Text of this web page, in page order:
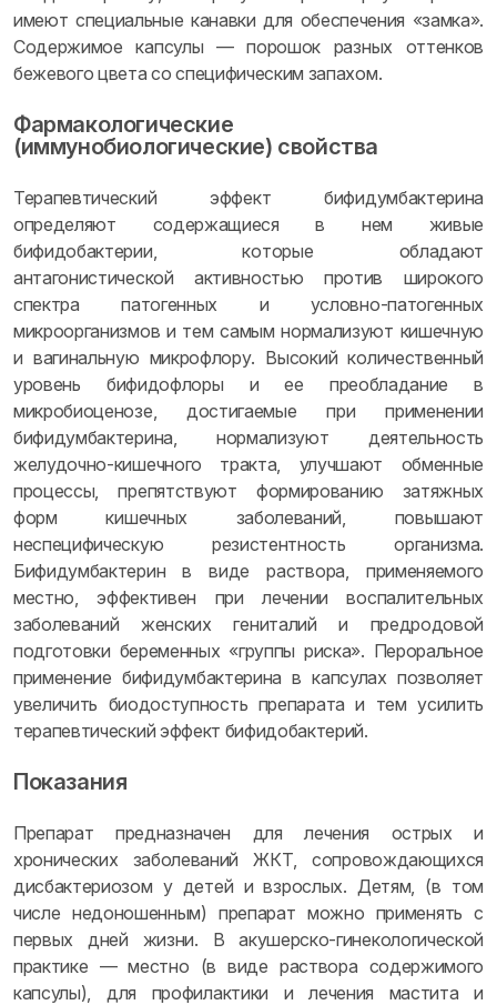
имеют специальные канавки для обеспечения «замка».
Содержимое капсулы — порошок разных оттенков
бежевого цвета со специфическим запахом.
Фармакологические
(иммунобиологические) свойства
Терапевтический эффект бифидумбактерина
определяют содержащиеся в нем живые
бифидобактерии, которые обладают
антагонистической активностью против широкого
спектра патогенных и условно-патогенных
микроорганизмов и тем самым нормализуют кишечную
и вагинальную микрофлору. Высокий количественный
уровень бифидофлоры и ее преобладание в
микробиоценозе, достигаемые при применении
бифидумбактерина, нормализуют деятельность
желудочно-кишечного тракта, улучшают обменные
процессы, препятствуют формированию затяжных
форм кишечных заболеваний, повышают
неспецифическую резистентность организма.
Бифидумбактерин в виде раствора, применяемого
местно, эффективен при лечении воспалительных
заболеваний женских гениталий и предродовой
подготовки беременных «группы риска». Пероральное
применение бифидумбактерина в капсулах позволяет
увеличить биодоступность препарата и тем усилить
терапевтический эффект бифидобактерий.
Показания
Препарат предназначен для лечения острых и
хронических заболеваний ЖКТ, сопровождающихся
дисбактериозом у детей и взрослых. Детям, (в том
числе недоношенным) препарат можно применять с
первых дней жизни. В акушерско-гинекологической
практике — местно (в виде раствора содержимого
капсулы), для профилактики и лечения мастита и